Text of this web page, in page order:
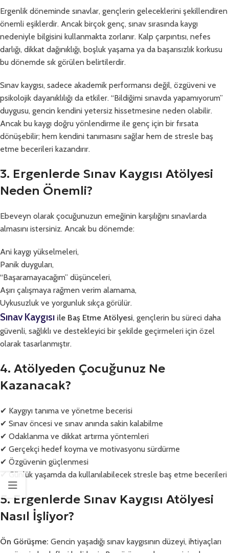
Ergenlik döneminde sınavlar, gençlerin geleceklerini şekillendiren
önemli eşiklerdir. Ancak birçok genç, sınav sırasında kaygı
nedeniyle bilgisini kullanmakta zorlanır. Kalp çarpıntısı, nefes
darlığı, dikkat dağınıklığı, boşluk yaşama ya da başarısızlık korkusu
bu dönemde sık görülen belirtilerdir.
Sınav kaygısı, sadece akademik performansı değil, özgüveni ve
psikolojik dayanıklılığı da etkiler. “Bildiğimi sınavda yapamıyorum”
duygusu, gencin kendini yetersiz hissetmesine neden olabilir.
Ancak bu kaygı doğru yönlendirme ile genç için bir fırsata
dönüşebilir; hem kendini tanımasını sağlar hem de stresle baş
etme becerileri kazandırır.
3. Ergenlerde Sınav Kaygısı Atölyesi
Neden Önemli?
Ebeveyn olarak çocuğunuzun emeğinin karşılığını sınavlarda
almasını istersiniz. Ancak bu dönemde:
Ani kaygı yükselmeleri,
Panik duyguları,
“Başaramayacağım” düşünceleri,
Aşırı çalışmaya rağmen verim alamama,
Uykusuzluk ve yorgunluk sıkça görülür.
Sınav Kaygısı ile Baş Etme Atölyesi, gençlerin bu süreci daha
güvenli, sağlıklı ve destekleyici bir şekilde geçirmeleri için özel
olarak tasarlanmıştır.
4. Atölyeden Çocuğunuz Ne
Kazanacak?
✔ Kaygıyı tanıma ve yönetme becerisi
✔ Sınav öncesi ve sınav anında sakin kalabilme
✔ Odaklanma ve dikkat artırma yöntemleri
✔ Gerçekçi hedef koyma ve motivasyonu sürdürme
✔ Özgüvenin güçlenmesi
✔ Günlük yaşamda da kullanılabilecek stresle baş etme becerileri
5. Ergenlerde Sınav Kaygısı Atölyesi
Nasıl İşliyor?
Ön Görüşme: Gencin yaşadığı sınav kaygısının düzeyi, ihtiyaçları